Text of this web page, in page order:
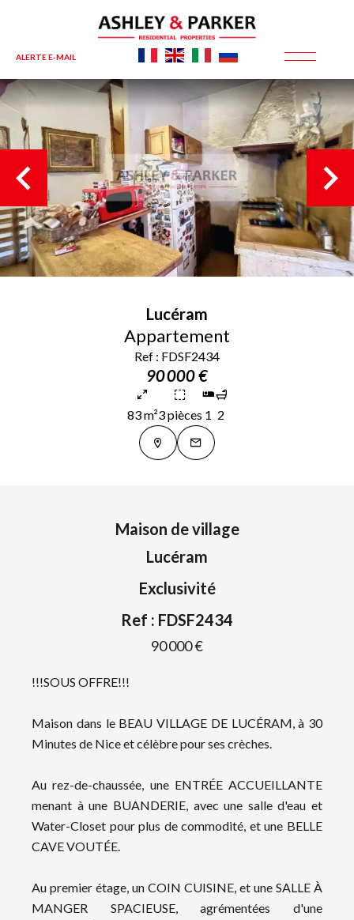
ALERTE E-MAIL
Lucéram
Appartement
Ref : FDSF2434
90 000 €
83 m²3 pièces 1 2
Maison de village
Lucéram
Exclusivité
Ref : FDSF2434
90 000 €
!!!SOUS OFFRE!!!
Maison dans le BEAU VILLAGE DE LUCÉRAM, à 30
Minutes de Nice et célèbre pour ses crèches.
Au rez-de-chaussée, une ENTRÉE ACCUEILLANTE
menant à une BUANDERIE, avec une salle d'eau et
Water-Closet pour plus de commodité, et une BELLE
CAVE VOUTÉE.
Au premier étage, un COIN CUISINE, et une SALLE À
MANGER SPACIEUSE, agrémentées d'une